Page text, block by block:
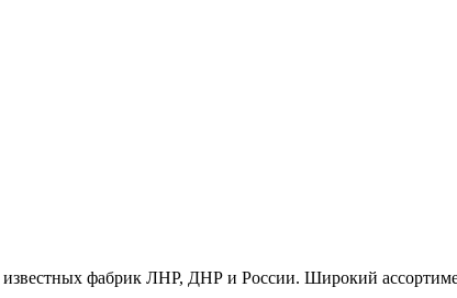
фабрик ЛНР, ДНР и России. Широкий